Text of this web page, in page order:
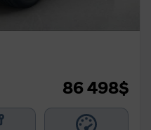
86 498$